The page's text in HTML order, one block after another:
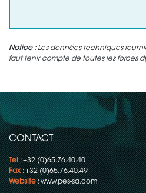
Notice :Les données techniques
faut tenir compte de toutes les forces
CONTACT
Tel: +32 (0)65.76.40.40
Fax: +32 (0)65.76.40.49
Website:www.pes-sa.com